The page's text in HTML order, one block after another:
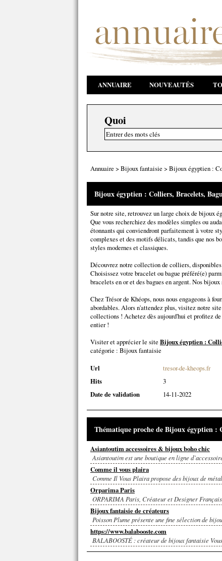
ANNUAIRE NOUVEAUTÉS
Quoi
Annuaire > Bijoux fantaisie > Bijoux égyptien :
Bijoux égyptien : Colliers, Bracelets,
Sur notre site, retrouvez un large choix de bijoux
Que vous recherchiez des modèles simples ou
étonnants qui conviendront parfaitement à votre
complexes et des motifs délicats, tandis que nos
styles modernes et classiques.
Découvrez notre collection de colliers,
Choisissez votre bracelet ou bague préféré(e)
bracelets en or et des bagues en argent. Nos
Chez Trésor de Khéops, nous nous engageons à
abordables. Alors n'attendez plus, visitez notre
collections ! Achetez dès aujourd'hui et profitez
entier !
Visiter et apprécier le site Bijoux égyptien :
catégorie : Bijoux fantaisie
Url
tresor-de-kheops.fr
Hits
3
Date de validation
14-11-2022
Thématique proche de Bijoux égyptien :
Asiantoutim accessoires & bijoux boho chic
Asiantoutim est une boutique en ligne
Comme il vous plaira
Comme Il Vous Plaira propose des bijoux de
Orparima Paris
ORPARIMA Paris, Créateur et Designer
Bijoux fantaisie de créateurs
Poisson Plume présente une fine sélection de
https://www.balabooste.com
BALABOOSTÉ : créateur de bijoux fantaisie